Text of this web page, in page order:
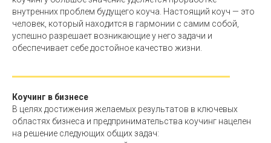
внутренних проблем будущего коуча. Настоящий коуч — это
человек, который находится в гармонии с самим собой,
успешно разрешает возникающие у него задачи и
обеспечивает себе достойное качество жизни.
Коучинг в бизнесе
В целях достижения желаемых результатов в ключевых
областях бизнеса и предпринимательства коучинг нацелен
на решение следующих общих задач: